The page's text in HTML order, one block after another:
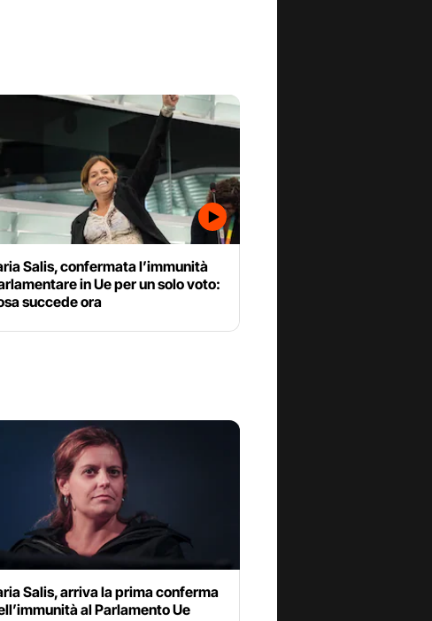
Salis, confermata l’immunità
in Ue per un solo voto:
succede ora
Salis, arriva la prima conferma
al Parlamento Ue